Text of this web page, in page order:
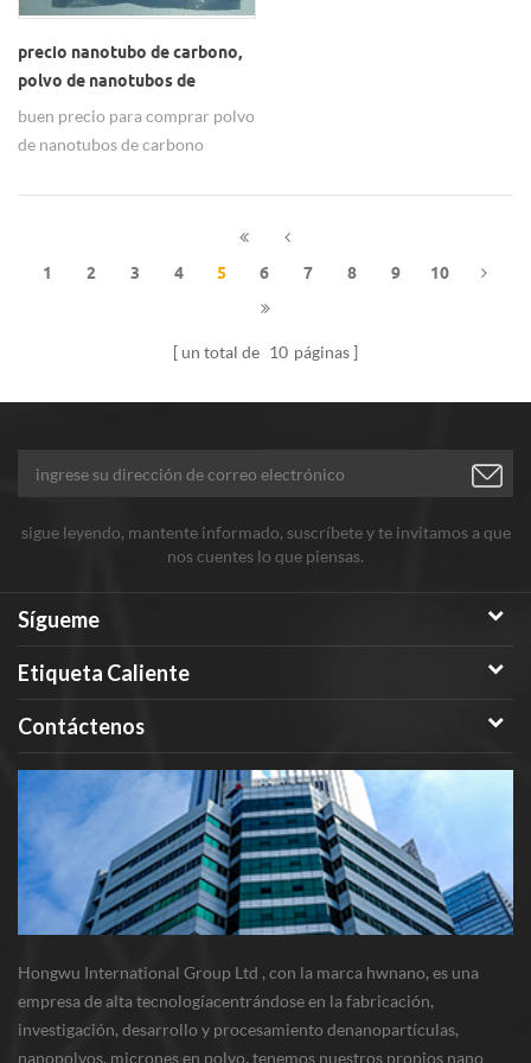
precio nanotubo de carbono,
polvo de nanotubos de
carbono funcionalizado para
la venta
buen precio para comprar polvo
de nanotubos de carbono
proveedor de China.
1 2 3 4 5 6 7 8 9 10
un total de 10 páginas
sigue leyendo, mantente informado, suscríbete y te invitamos a que
nos cuentes lo que piensas.
Sígueme
Etiqueta Caliente
Contáctenos
Hongwu International Group Ltd , con la marca hwnano, es una
empresa de alta tecnologíacentrándose en la fabricación,
investigación, desarrollo y procesamiento denanopartículas,
nanopolvos, micrones en polvo. tenemos nuestros propios nano